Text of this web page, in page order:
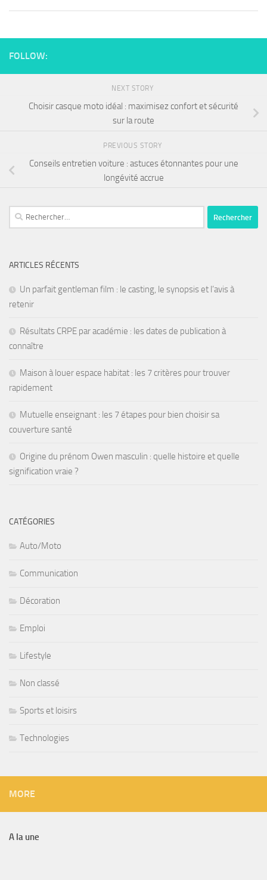
FOLLOW:
NEXT STORY
Choisir casque moto idéal : maximisez confort et sécurité
sur la route
PREVIOUS STORY
Conseils entretien voiture : astuces étonnantes pour une
longévité accrue
ARTICLES RÉCENTS
Un parfait gentleman film : le casting, le synopsis et l’avis à
retenir
Résultats CRPE par académie : les dates de publication à
connaître
Maison à louer espace habitat : les 7 critères pour trouver
rapidement
Mutuelle enseignant : les 7 étapes pour bien choisir sa
couverture santé
Origine du prénom Owen masculin : quelle histoire et quelle
signification vraie ?
CATÉGORIES
Auto/Moto
Communication
Décoration
Emploi
Lifestyle
Non classé
Sports et loisirs
Technologies
MORE
A la une